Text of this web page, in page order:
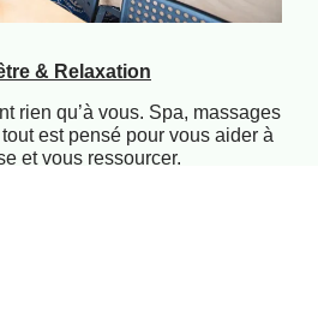
& Relaxation
rien qu’à vous. Spa, massages
est pensé pour vous aider à
et vous ressourcer.